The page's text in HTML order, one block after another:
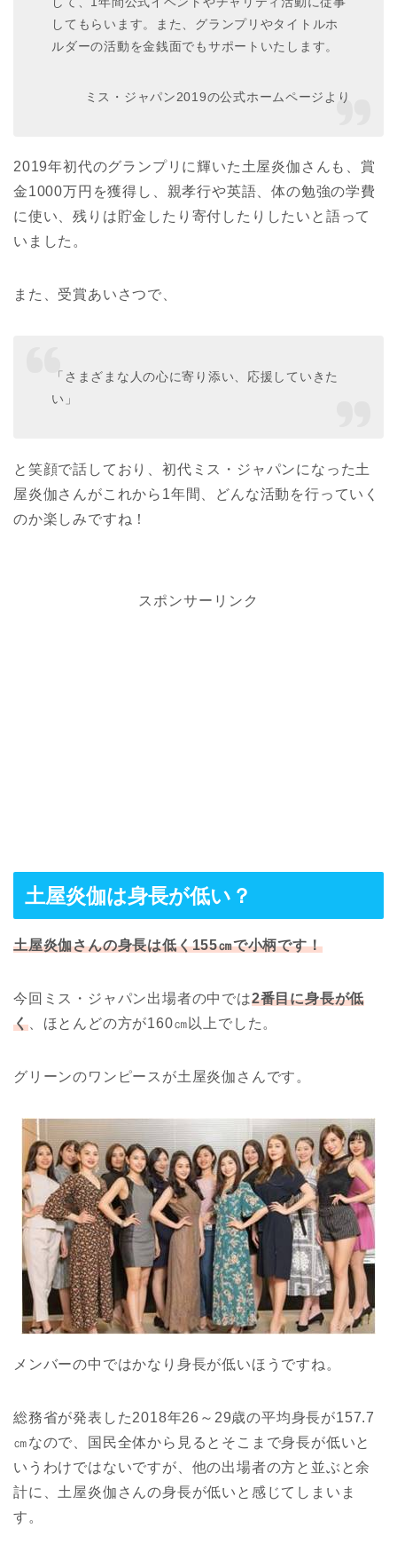
してもらいます。また、グランプリやタイトルホ
ルダーの活動を金銭面でもサポートいたします。
ミス・ジャパン2019の公式ホームページより
2019年初代のグランプリに輝いた土屋炎伽さんも、賞
金1000万円を獲得し、親孝行や英語、体の勉強の学費
に使い、残りは貯金したり寄付したりしたいと語って
いました。
また、受賞あいさつで、
「さまざまな人の心に寄り添い、応援していきた
い」
と笑顔で話しており、初代ミス・ジャパンになった土
屋炎伽さんがこれから1年間、どんな活動を行っていく
のか楽しみですね！
スポンサーリンク
土屋炎伽は身長が低い？
土屋炎伽さんの身長は低く155㎝で小柄です！
今回ミス・ジャパン出場者の中では2番目に身長が低
く、ほとんどの方が160㎝以上でした。
グリーンのワンピースが土屋炎伽さんです。
メンバーの中ではかなり身長が低いほうですね。
総務省が発表した2018年26～29歳の平均身長が157.7
㎝なので、国民全体から見るとそこまで身長が低いと
いうわけではないですが、他の出場者の方と並ぶと余
計に、土屋炎伽さんの身長が低いと感じてしまいま
す。